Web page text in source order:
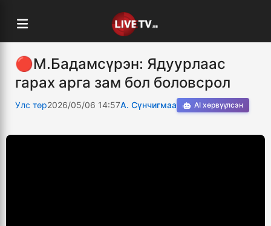
🔴М.Бадамсүрэн: Ядуурлаас
гарах арга зам бол боловсрол
Улс төр2026/05/06 14:57А. Сүнчигмаа AI хөрвүүлсэн